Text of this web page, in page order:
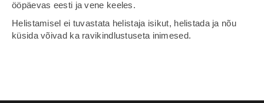
ööpäevas eesti ja vene keeles.
Helistamisel ei tuvastata helistaja isikut, helistada ja nõu
küsida võivad ka ravikindlustuseta inimesed.